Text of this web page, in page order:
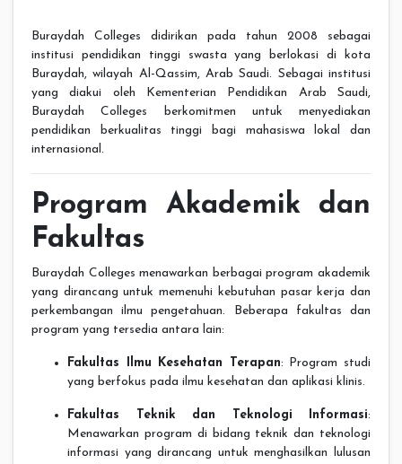
Buraydah Colleges didirikan pada tahun 2008 sebagai
institusi pendidikan tinggi swasta yang berlokasi di kota
Buraydah, wilayah Al-Qassim, Arab Saudi. Sebagai institusi
yang diakui oleh Kementerian Pendidikan Arab Saudi,
Buraydah Colleges berkomitmen untuk menyediakan
pendidikan berkualitas tinggi bagi mahasiswa lokal dan
internasional.
Program Akademik dan
Fakultas
Buraydah Colleges menawarkan berbagai program akademik
yang dirancang untuk memenuhi kebutuhan pasar kerja dan
perkembangan ilmu pengetahuan. Beberapa fakultas dan
program yang tersedia antara lain:
Fakultas Ilmu Kesehatan Terapan: Program studi
yang berfokus pada ilmu kesehatan dan aplikasi klinis.
Fakultas Teknik dan Teknologi Informasi:
Menawarkan program di bidang teknik dan teknologi
informasi yang dirancang untuk menghasilkan lulusan